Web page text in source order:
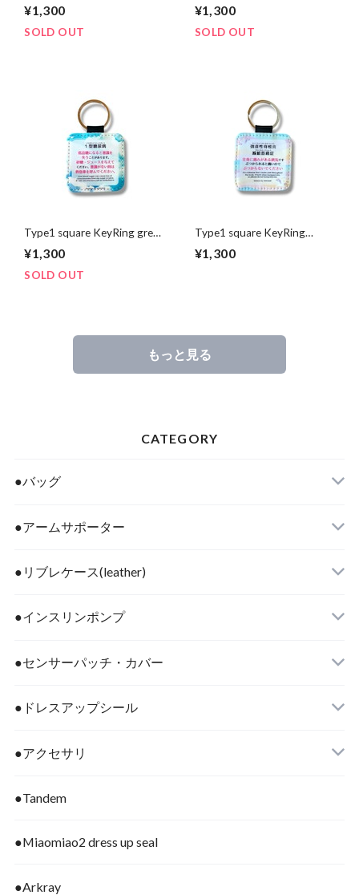
¥1,300
SOLD OUT
¥1,300
SOLD OUT
Type1 square KeyRing great
¥1,300
SOLD OUT
Type1 square KeyRing
¥1,300
もっと見る
CATEGORY
●バッグ
●アームサポーター
●リブレケース(leather)
●インスリンポンプ
●センサーパッチ・カバー
●ドレスアップシール
●アクセサリ
●Tandem
●Miaomiao2 dress up seal
●Arkray